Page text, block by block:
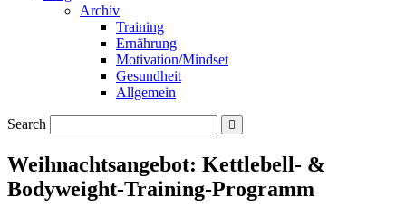
Archiv
Training
Ernährung
Motivation/Mindset
Gesundheit
Allgemein
Search
Weihnachtsangebot: Kettlebell- &
Bodyweight-Training-Programm